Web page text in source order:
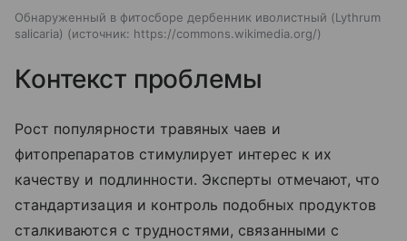
Обнаруженный в фитосборе дербенник иволистный (Lythrum
salicaria)
источник: https://commons.wikimedia.org/
Контекст проблемы
Рост популярности травяных чаев и
фитопрепаратов стимулирует интерес к их
качеству и подлинности. Эксперты отмечают, что
стандартизация и контроль подобных продуктов
сталкиваются с трудностями, связанными с